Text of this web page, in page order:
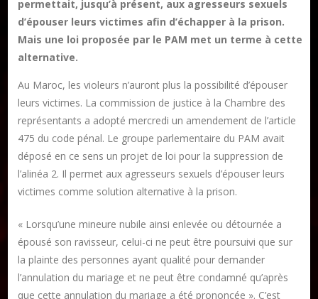
Publier un livre
Charte
Collections
Les ateliers d’écriture littéraire
Mame Hulo
AUTEURS
permettait, jusqu’à présent, aux agresseurs sexuels
d’épouser leurs victimes afin d’échapper à la prison.
Mais une loi proposée par le PAM met un terme à cette
alternative.
Au Maroc, les violeurs n’auront plus la possibilité d’épouser
leurs victimes. La commission de justice à la Chambre des
représentants a adopté mercredi un amendement de l’article
475 du code pénal. Le groupe parlementaire du PAM avait
déposé en ce sens un projet de loi pour la suppression de
l’alinéa 2. Il permet aux agresseurs sexuels d’épouser leurs
victimes comme solution alternative à la prison.
« Lorsqu’une mineure nubile ainsi enlevée ou détournée a
épousé son ravisseur, celui-ci ne peut être poursuivi que sur
la plainte des personnes ayant qualité pour demander
l’annulation du mariage et ne peut être condamné qu’après
que cette annulation du mariage a été prononcée ». C’est